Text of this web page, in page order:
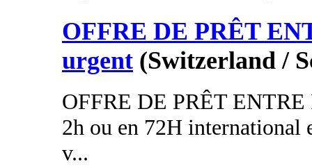
OFFRE DE PRÊT
urgent (Switzerland /
OFFRE DE PRÊT
2h ou en 72H
v...